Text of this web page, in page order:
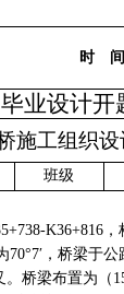
时 间
毕业设计开
施工组织
班级
K36+816，
70°7′，桥梁于公
。桥梁布置为（